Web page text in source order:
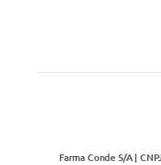
Farma Conde S/A |